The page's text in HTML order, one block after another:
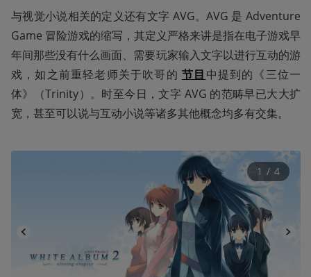
与视觉小说相关的定义还有文字 AVG。AVG 是 Adventure
Game 冒险游戏的缩写，其定义严格来讲是指在电子游戏早
年间那些没有什么画面、需要玩家输入文字以进行互动的游
戏，如之前重轻老师关于吹哥的 节目 中提到的《三位一
体》（Trinity）。时至今日，文字 AVG 的范畴早已大大扩
宽，甚至可以说与互动小说等诸多其他概念均多有交集。
1 / 4